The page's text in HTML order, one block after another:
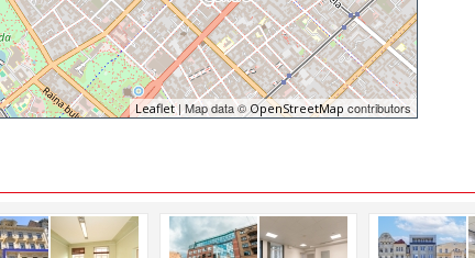
Leaflet| Map data © OpenStreetMap contributors